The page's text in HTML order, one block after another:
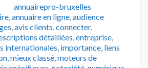
Auteur
annuairepro-bruxelles
,annuaire en ligne,audience
,avis clients,connecter,
détaillées,entreprise,
internationales, importance, liens
,mieux classé,moteurs de